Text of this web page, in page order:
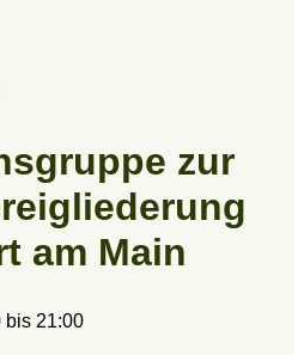
zur
am Main
bis 21:00